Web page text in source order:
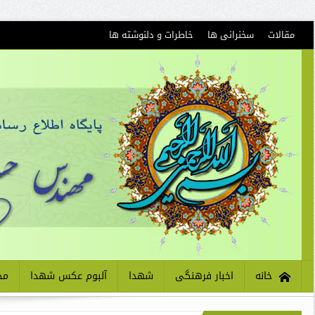
مقالات سخنرانی ها خاطرات و دلنوشته ها
خانه اخبار فرهنگی شهدا آلبوم عکس شهدا